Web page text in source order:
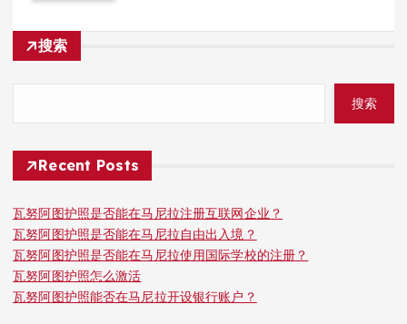
搜索
搜索
Recent Posts
瓦努阿图护照是否能在马尼拉注册互联网企业？
瓦努阿图护照是否能在马尼拉自由出入境？
瓦努阿图护照是否能在马尼拉使用国际学校的注册？
瓦努阿图护照怎么激活
瓦努阿图护照能否在马尼拉开设银行账户？